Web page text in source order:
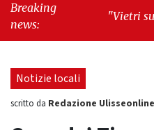
Breaking
news:
"Vietri sul
Notizie locali
scritto da Redazione Ulisseonline